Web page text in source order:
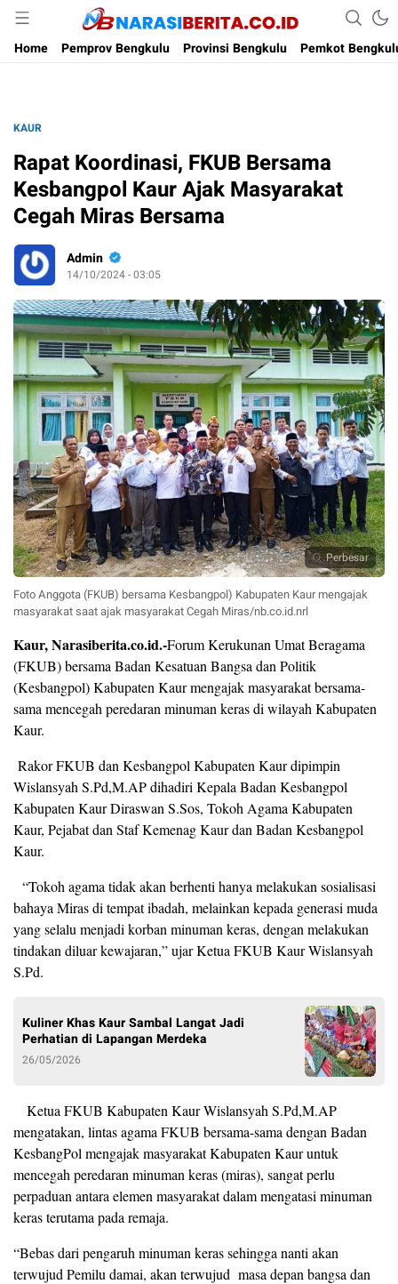
Narasi Berita
Home
Pemprov Bengkulu Provinsi Bengkulu Pemkot
KAUR
Rapat Koordinasi, FKUB Bersama
Kesbangpol Kaur Ajak Masyarakat
Cegah Miras Bersama
Admin
14/10/2024 - 03:05
Perbesar
Foto Anggota (FKUB) bersama Kesbangpol) Kabupaten Kaur mengajak
masyarakat saat ajak masyarakat Cegah Miras/nb.co.id.nrl
Kaur, Narasiberita.co.id.-Forum Kerukunan Umat Beragama
(FKUB) bersama Badan Kesatuan Bangsa dan Politik
(Kesbangpol) Kabupaten Kaur mengajak masyarakat bersama-
sama mencegah peredaran minuman keras di wilayah Kabupaten
Kaur.
Rakor FKUB dan Kesbangpol Kabupaten Kaur dipimpin
Wislansyah S.Pd,M.AP dihadiri Kepala Badan Kesbangpol
Kabupaten Kaur Diraswan S.Sos, Tokoh Agama Kabupaten
Kaur, Pejabat dan Staf Kemenag Kaur dan Badan Kesbangpol
Kaur.
“Tokoh agama tidak akan berhenti hanya melakukan sosialisasi
bahaya Miras di tempat ibadah, melainkan kepada generasi muda
yang selalu menjadi korban minuman keras, dengan melakukan
tindakan diluar kewajaran,” ujar Ketua FKUB Kaur Wislansyah
S.Pd.
Kuliner Khas Kaur Sambal Langat Jadi
Perhatian di Lapangan Merdeka
26/05/2026
Ketua FKUB Kabupaten Kaur Wislansyah S.Pd,M.AP
mengatakan, lintas agama FKUB bersama-sama dengan Badan
KesbangPol mengajak masyarakat Kabupaten Kaur untuk
mencegah peredaran minuman keras (miras), sangat perlu
perpaduan antara elemen masyarakat dalam mengatasi minuman
keras terutama pada remaja.
“Bebas dari pengaruh minuman keras sehingga nanti akan
terwujud Pemilu damai, akan terwujud masa depan bangsa dan